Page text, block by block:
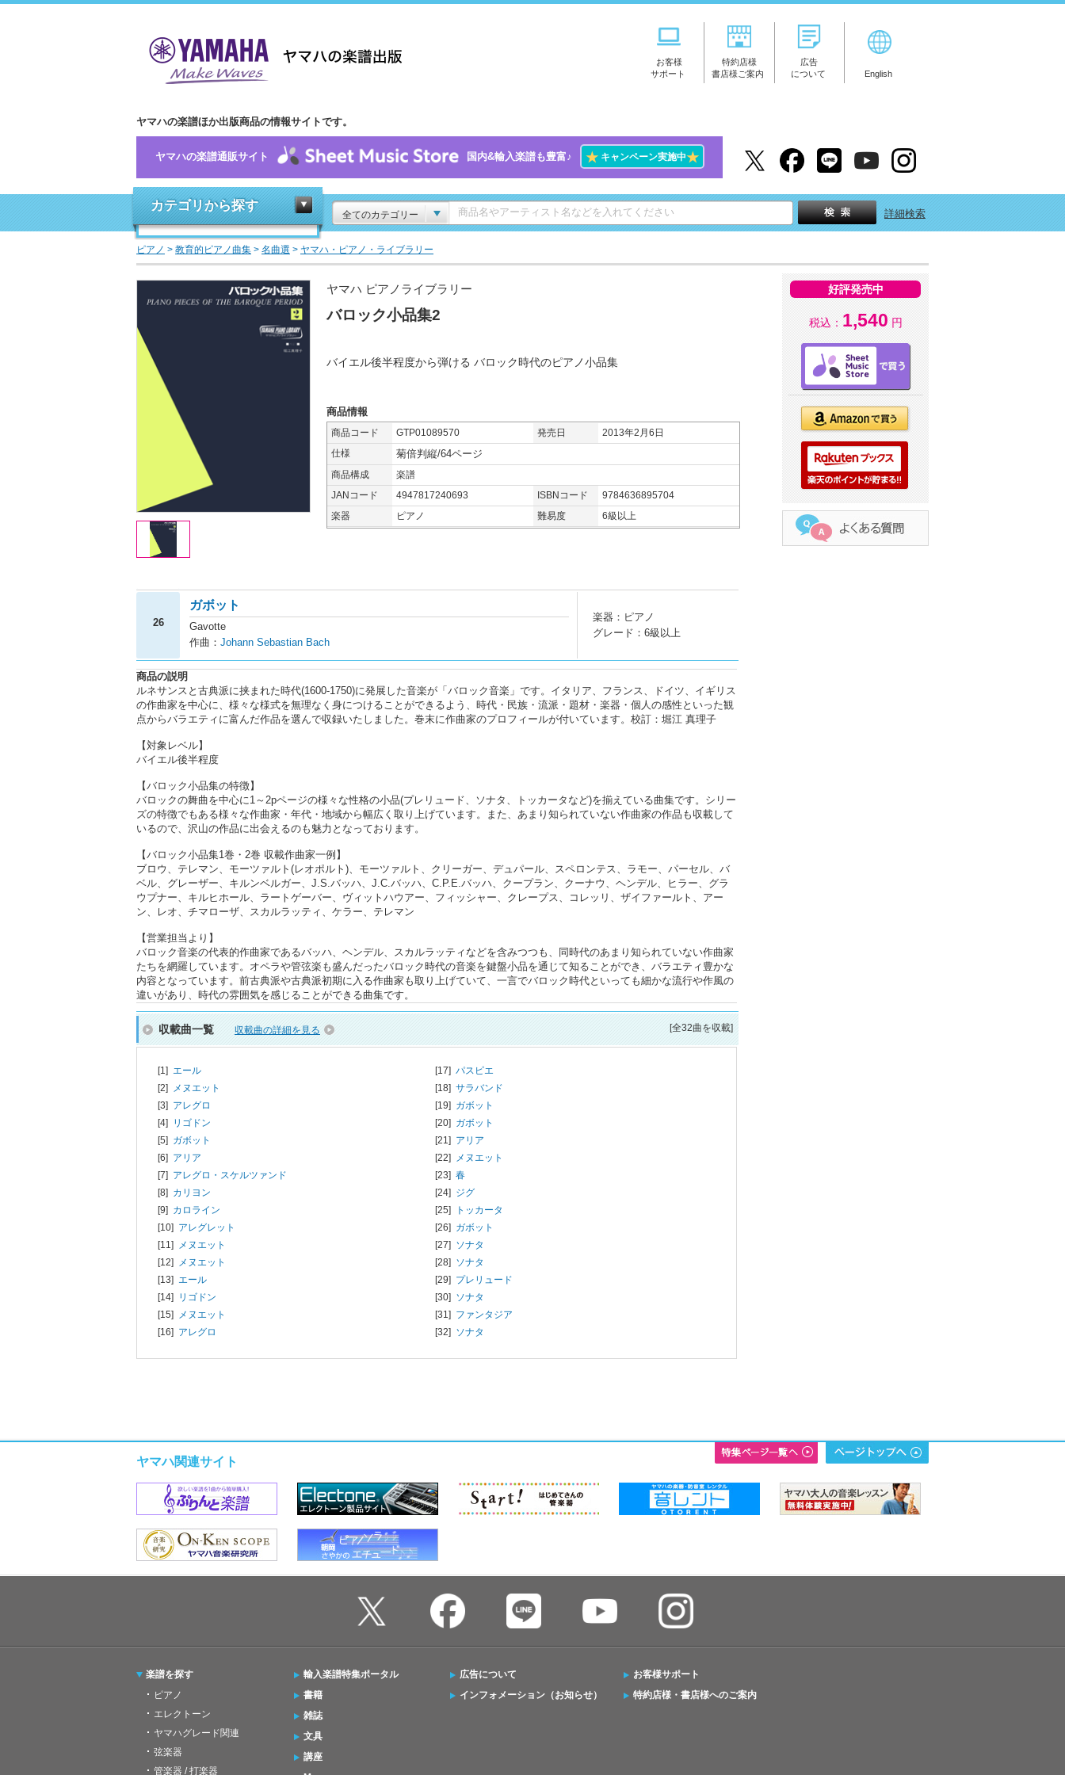
お客様
サポート
特約店様
書店様ご案内
広告
について
English
ヤマハの楽譜ほか出版商品の情報サイトです。
ヤマハの楽譜通販サイト 国内&輸入楽譜も豊富♪ ★キャンペーン実施中★
カテゴリから探す
全てのカテゴリー 詳細検索
ピアノ > 教育的ピアノ曲集 > 名曲選 > ヤマハ・ピアノ・ライブラリー
ヤマハ ピアノライブラリー
バロック小品集2
バイエル後半程度から弾ける バロック時代のピアノ小品集
商品情報
商品コード GTP01089570 発売日
2013年2月6日
仕様
菊倍判縦/64ページ
商品構成
楽譜
JANコード
4947817240693 ISBNコード
9784636895704
楽器
ピアノ 難易度 6級以上
26
ガボット
Gavotte
作曲： Johann Sebastian Bach
楽器：ピアノ
グレード：6級以上
商品の説明
ルネサンスと古典派に挟まれた時代(1600-1750)に発展した音楽が「バロック音楽」です。イタリア、フランス、ドイツ、イギリス
の作曲家を中心に、様々な様式を無理なく身につけることができるよう、時代・民族・流派・題材・楽器・個人の感性といった観
点からバラエティに富んだ作品を選んで収録いたしました。巻末に作曲家のプロフィールが付いています。校訂：堀江 真理子
【対象レベル】
バイエル後半程度
【バロック小品集の特徴】
バロックの舞曲を中心に1～2pページの様々な性格の小品(プレリュード、ソナタ、トッカータなど)を揃えている曲集です。シリー
ズの特徴でもある様々な作曲家・年代・地域から幅広く取り上げています。また、あまり知られていない作曲家の作品も収載して
いるので、沢山の作品に出会えるのも魅力となっております。
【バロック小品集1巻・2巻 収載作曲家一例】
ブロウ、テレマン、モーツァルト(レオポルト)、モーツァルト、クリーガー、デュパール、スペロンテス、ラモー、パーセル、バ
ベル、グレーザー、キルンベルガー、J.S.バッハ、J.C.バッハ、C.P.E.バッハ、クープラン、クーナウ、ヘンデル、ヒラー、グラ
ウプナー、キルヒホール、ラートゲーバー、ヴィットハウアー、フィッシャー、クレープス、コレッリ、ザイファールト、アー
ン、レオ、チマローザ、スカルラッティ、ケラー、テレマン
【営業担当より】
バロック音楽の代表的作曲家であるバッハ、ヘンデル、スカルラッティなどを含みつつも、同時代のあまり知られていない作曲家
たちを網羅しています。オペラや管弦楽も盛んだったバロック時代の音楽を鍵盤小品を通じて知ることができ、バラエティ豊かな
内容となっています。前古典派や古典派初期に入る作曲家も取り上げていて、一言でバロック時代といっても細かな流行や作風の
違いがあり、時代の雰囲気を感じることができる曲集です。
収載曲一覧 収載曲の詳細を見る [全32曲を収載]
[1] エール
[2] メヌエット
[3] アレグロ
[4] リゴドン
[5] ガボット
[6] アリア
[7] アレグロ・スケルツァンド
[8] カリヨン
[9] カロライン
[10] アレグレット
[11] メヌエット
[12] メヌエット
[13] エール
[14] リゴドン
[15] メヌエット
[16] アレグロ
[17] パスピエ
[18] サラバンド
[19] ガボット
[20] ガボット
[21] アリア
[22] メヌエット
[23] 春
[24] ジグ
[25]
トッカータ
[26] ガボット
[27] ソナタ
[28] ソナタ
[29] プレリュード
[30] ソナタ
[31] ファンタジア
[32] ソナタ
好評発売中
税込： 1,540 円
ヤマハ関連サイト
楽譜を探す
ピアノ
エレクトーン
ヤマハグレード関連
弦楽器
管楽器 / 打楽器
輸入楽譜特集ポータル
書籍
雑誌
文具
講座
広告について
インフォメーション（お知らせ）
お客様サポート
特約店様・書店様へのご案内